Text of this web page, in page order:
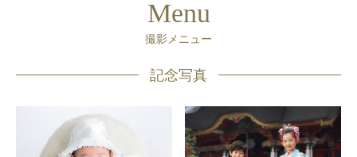
Menu
撮影メニュー
記念写真